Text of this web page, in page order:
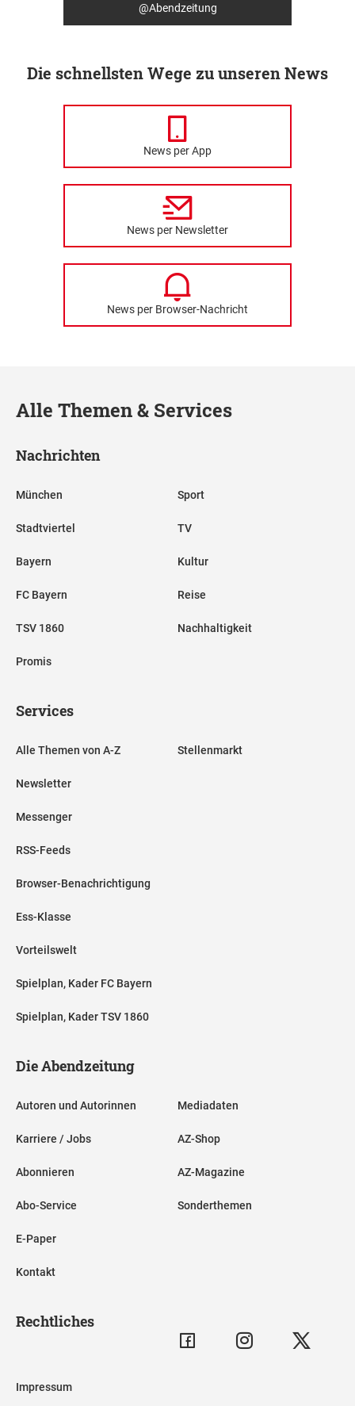
@Abendzeitung
Die schnellsten Wege zu unseren News
News per App
News per Newsletter
News per Browser-Nachricht
Alle Themen & Services
Nachrichten
München
Stadtviertel
Bayern
FC Bayern
TSV 1860
Promis
Sport
TV
Kultur
Reise
Nachhaltigkeit
Services
Alle Themen von A-Z
Newsletter
Messenger
RSS-Feeds
Browser-Benachrichtigung
Ess-Klasse
Vorteilswelt
Spielplan, Kader FC Bayern
Spielplan, Kader TSV 1860
Stellenmarkt
Die Abendzeitung
Autoren und Autorinnen
Karriere / Jobs
Abonnieren
Abo-Service
E-Paper
Kontakt
Mediadaten
AZ-Shop
AZ-Magazine
Sonderthemen
Rechtliches
Impressum